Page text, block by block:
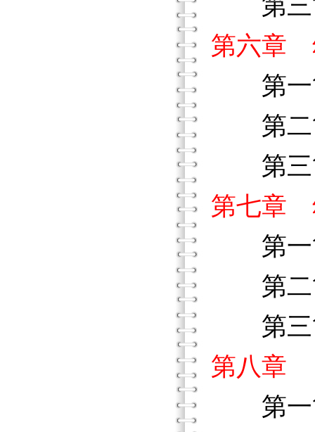
第三
第六章
第一
第二
第三
第七章
第一
第二
第三
第八章
第一